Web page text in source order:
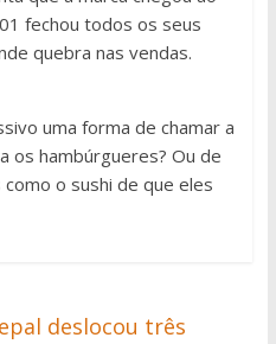
fechou todos os seus
quebra nas vendas.
uma forma de chamar a
os hambúrgueres? Ou de
o sushi de que eles
deslocou três